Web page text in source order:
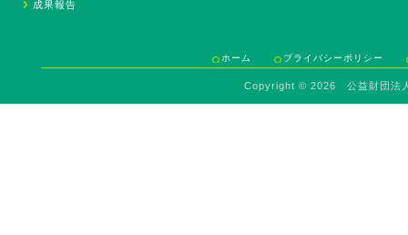
成果報告
ホーム プライバシーポリシー
Copyright ©2026 公益財団法